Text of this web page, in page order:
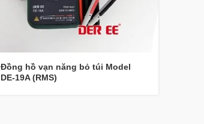
Đồng hồ vạn năng bỏ túi Model
DE-19A (RMS)